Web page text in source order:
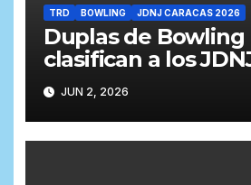
TRD BOWLING JDNJ CARACAS 2026
Duplas de Bowling
clasifican a los
2026
JUN 2, 2026